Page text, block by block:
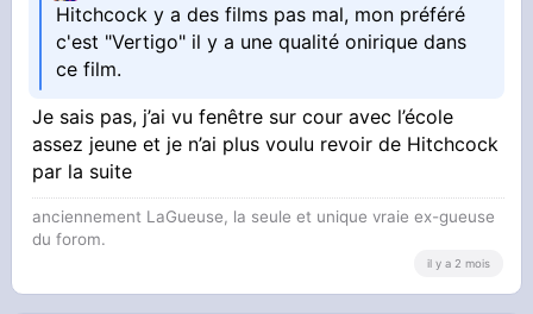
Hitchcock y a des films pas mal, mon préféré
c'est "Vertigo" il y a une qualité onirique dans
ce film.
Je sais pas, j’ai vu fenêtre sur cour avec l’école
assez jeune et je n’ai plus voulu revoir de Hitchcock
par la suite
anciennement LaGueuse, la seule et unique vraie ex-gueuse
du forom.
il y a 2 mois